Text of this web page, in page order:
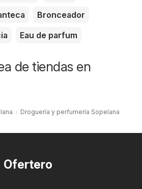
Bronceador
Eau de parfum
de tiendas en
Droguería y perfumería Sopelana
Ofertero